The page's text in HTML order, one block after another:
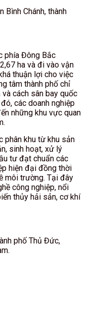
Bình Chánh, thành
phía Đông Bắc
ha và đi vào vận
thuận lợi cho việc
tâm thành phố chỉ
cách sân bay quốc
các doanh nghiệp
những khu vực quan
phân khu từ khu sản
sinh hoạt, xử lý
tư đạt chuẩn các
hiện đại đồng thời
môi trường. Tại đây
công nghiệp, nổi
thủy hải sản, cơ khí
phố Thủ Đức,